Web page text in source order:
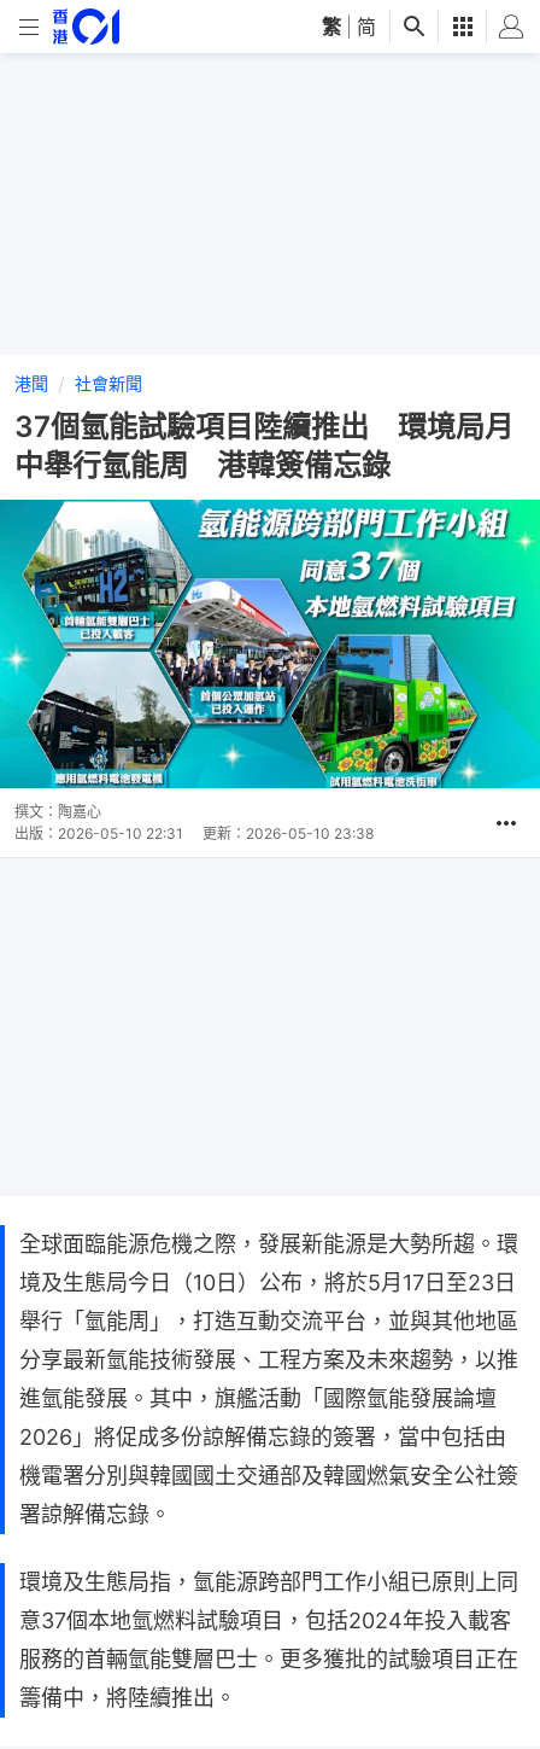
繁 简
港聞 社會新聞
37個氫能試驗項目陸續推出 環境局月
中舉行氫能周 港韓簽備忘錄
撰文： 陶嘉心
出版： 2026-05-10 22:31 更新： 2026-05-10 23:38
全球面臨能源危機之際，發展新能源是大勢所趨。環
境及生態局今日（10日）公布，將於5月17日至23日
舉行「氫能周」，打造互動交流平台，並與其他地區
分享最新氫能技術發展、工程方案及未來趨勢，以推
進氫能發展。其中，旗艦活動「國際氫能發展論壇
2026」將促成多份諒解備忘錄的簽署，當中包括由
機電署分別與韓國國土交通部及韓國燃氣安全公社簽
署諒解備忘錄。
環境及生態局指，氫能源跨部門工作小組已原則上同
意37個本地氫燃料試驗項目，包括2024年投入載客
服務的首輛氫能雙層巴士。更多獲批的試驗項目正在
籌備中，將陸續推出。